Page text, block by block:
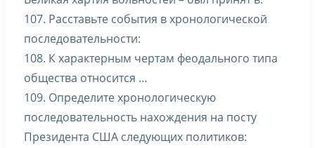
107. Расставьте события в хронологической
последовательности:
108. К характерным чертам феодального типа
общества относится …
109. Определите хронологическую
последовательность нахождения на посту
Президента США следующих политиков: